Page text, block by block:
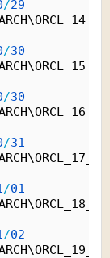
/29
/30
/30
/31
/01
/02